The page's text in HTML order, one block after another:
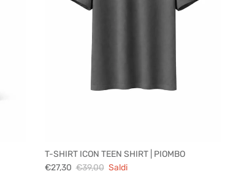
T-SHIRT ICON TEEN SHIRT | PIOMBO
€27,30 €39,00 Saldi